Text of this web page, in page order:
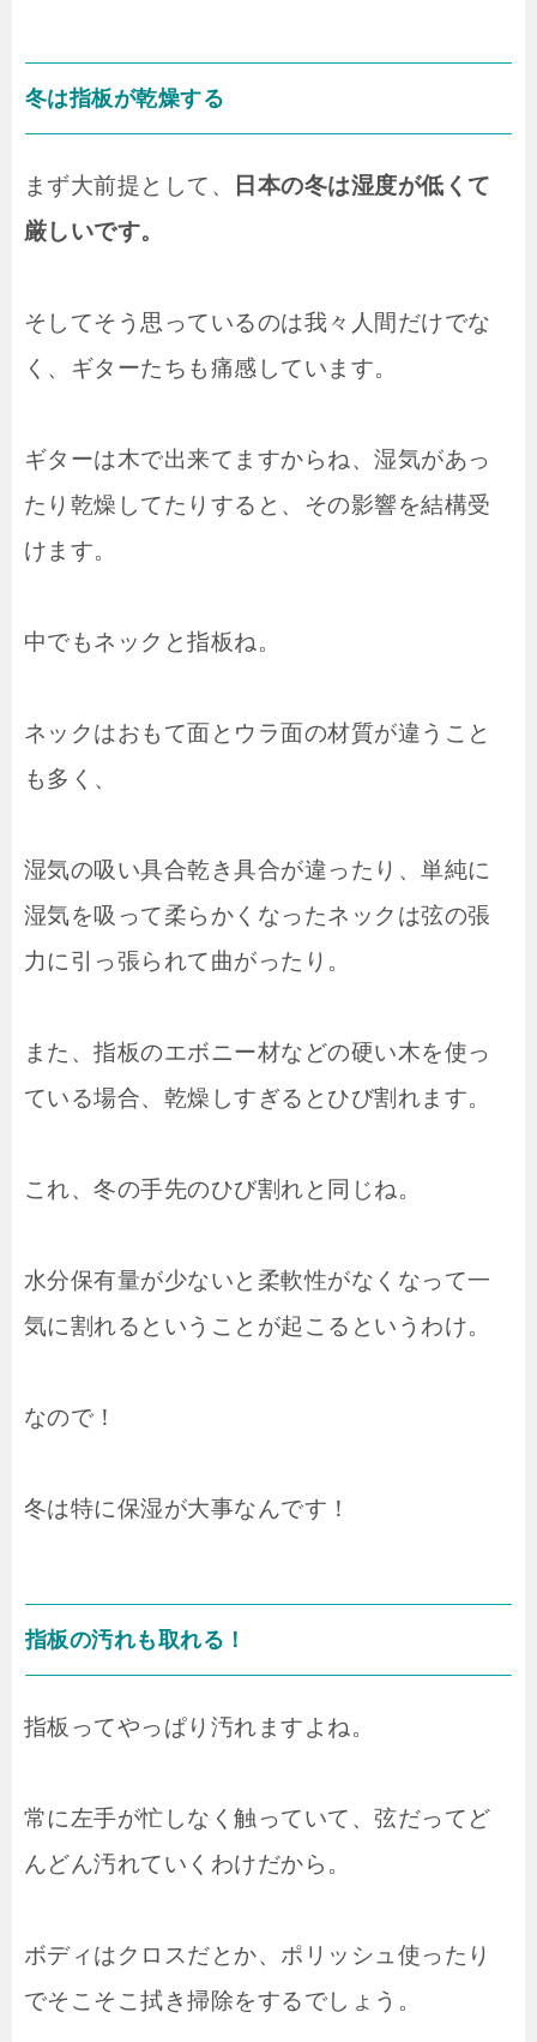
冬は指板が乾燥する
まず大前提として、
日本の冬は湿度が低くて
厳しいです。
そしてそう思っているのは我々人間だけでな
く、ギターたちも痛感しています。
ギターは木で出来てますからね、湿気があっ
たり乾燥してたりすると、その影響を結構受
けます。
中でもネックと指板ね。
ネックはおもて面とウラ面の材質が違うこと
も多く、
湿気の吸い具合乾き具合が違ったり、単純に
湿気を吸って柔らかくなったネックは弦の張
力に引っ張られて曲がったり。
また、指板のエボニー材などの硬い木を使っ
ている場合、乾燥しすぎるとひび割れます。
これ、冬の手先のひび割れと同じね。
水分保有量が少ないと柔軟性がなくなって一
気に割れるということが起こるというわけ。
なので！
冬は特に保湿が大事なんです！
指板の汚れも取れる！
指板ってやっぱり汚れますよね。
常に左手が忙しなく触っていて、弦だってど
んどん汚れていくわけだから。
ボディはクロスだとか、ポリッシュ使ったり
でそこそこ拭き掃除をするでしょう。